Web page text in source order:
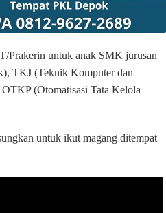
Prakerin untuk anak SMK jurusan
TKJ (Teknik Komputer dan
(Otomatisasi Tata Kelola
untuk ikut magang ditempat